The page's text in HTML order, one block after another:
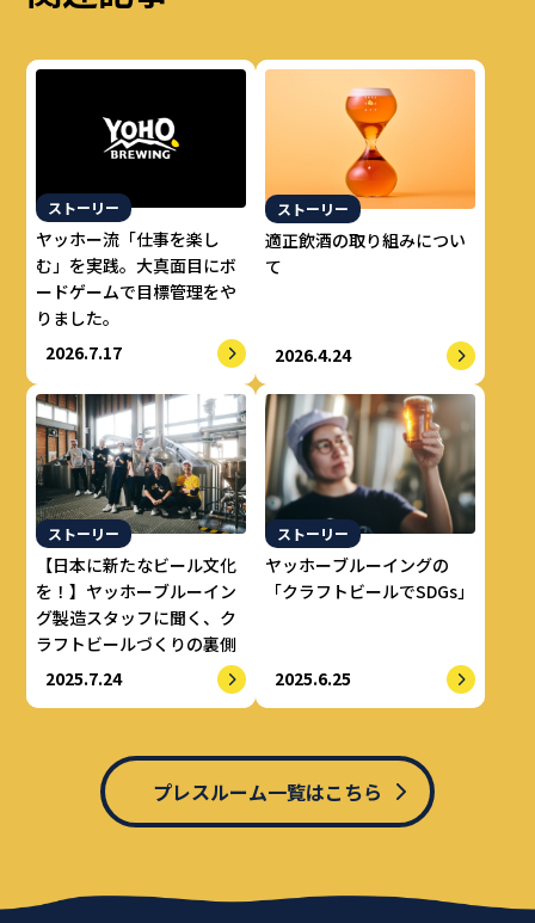
ストーリー
ヤッホー流「仕事を楽し
む」を実践。大真面目にボ
ードゲームで目標管理をや
りました。
2026.7.17
ストーリー
適正飲酒の取り組みについ
て
2026.4.24
ストーリー
【日本に新たなビール文化
を！】ヤッホーブルーイン
グ製造スタッフに聞く、ク
ラフトビールづくりの裏側
2025.7.24
ストーリー
ヤッホーブルーイングの
「クラフトビールでSDGs」
2025.6.25
プレスルーム一覧はこちら